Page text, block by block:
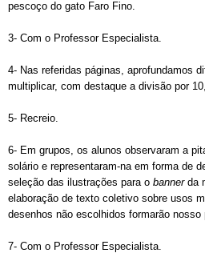
pescoço do gato Faro Fino.
3- Com o Professor Especialista.
4- Nas referidas páginas, aprofundamos
multiplicar, com destaque a divisão por
5- Recreio.
6- Em grupos, os alunos observaram a
solário e representaram-na em forma de
seleção das ilustrações para o bannerda
elaboração de texto coletivo sobre usos
desenhos não escolhidos formarão nosso
7- Com o Professor Especialista.